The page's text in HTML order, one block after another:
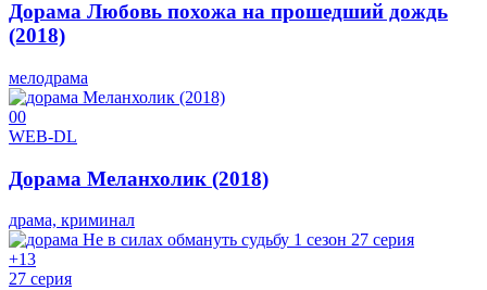
Дорама Любовь похожа на прошедший дождь
(2018)
мелодрама
00
WEB-DL
Дорама Меланхолик (2018)
драма, криминал
+13
27 серия